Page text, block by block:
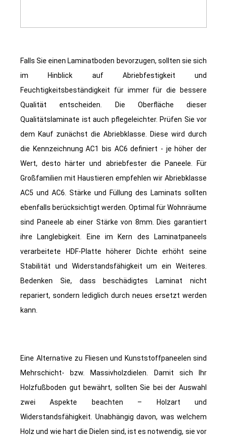
Falls Sie einen Laminatboden bevorzugen, sollten sie sich
im Hinblick auf Abriebfestigkeit und
Feuchtigkeitsbeständigkeit für immer für die bessere
Qualität entscheiden. Die Oberfläche dieser
Qualitätslaminate ist auch pflegeleichter. Prüfen Sie vor
dem Kauf zunächst die Abriebklasse. Diese wird durch
die Kennzeichnung AC1 bis AC6 definiert - je höher der
Wert, desto härter und abriebfester die Paneele. Für
Großfamilien mit Haustieren empfehlen wir Abriebklasse
AC5 und AC6. Stärke und Füllung des Laminats sollten
ebenfalls berücksichtigt werden. Optimal für Wohnräume
sind Paneele ab einer Stärke von 8mm. Dies garantiert
ihre Langlebigkeit. Eine im Kern des Laminatpaneels
verarbeitete HDF-Platte höherer Dichte erhöht seine
Stabilität und Widerstandsfähigkeit um ein Weiteres.
Bedenken Sie, dass beschädigtes Laminat nicht
repariert, sondern lediglich durch neues ersetzt werden
kann.
Eine Alternative zu Fliesen und Kunststoffpaneelen sind
Mehrschicht- bzw. Massivholzdielen. Damit sich Ihr
Holzfußboden gut bewährt, sollten Sie bei der Auswahl
zwei Aspekte beachten – Holzart und
Widerstandsfähigkeit. Unabhängig davon, was welchem
Holz und wie hart die Dielen sind, ist es notwendig, sie vor